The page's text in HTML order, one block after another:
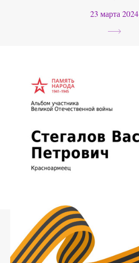
23 марта 2024